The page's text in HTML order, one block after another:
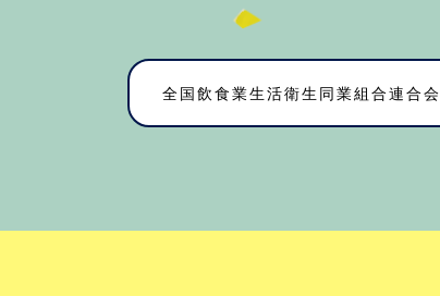
全国飲食業生活衛生同業組合連合会